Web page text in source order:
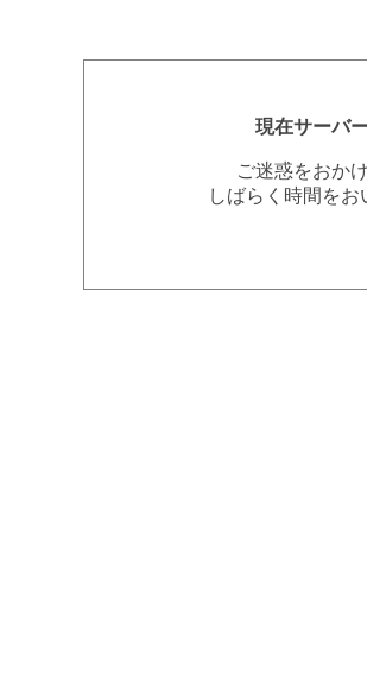
現在サーバ
ご迷惑をおか
しばらく時間を